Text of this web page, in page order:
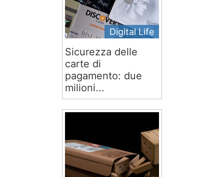
Digital Life
Sicurezza delle
carte di
pagamento: due
milioni...